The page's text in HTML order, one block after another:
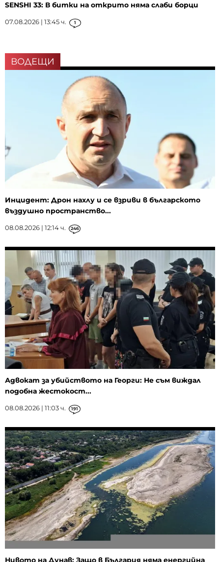
SENSHI 33: В битки на открито няма слаби борци
07.08.2026 | 13:45 ч. 1
ВОДЕЩИ
Инцидент: Дрон нахлу и се взриви в българското
въздушно пространство...
08.08.2026 | 12:14 ч. 246
Адвокат за убийството на Георги: Не съм виждал
подобна жестокост...
08.08.2026 | 11:03 ч. 191